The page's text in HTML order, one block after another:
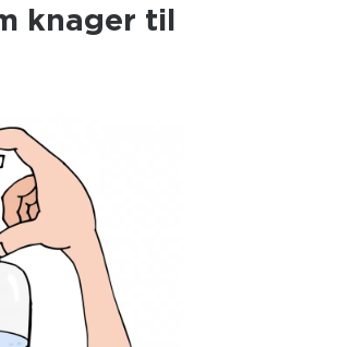
knager til